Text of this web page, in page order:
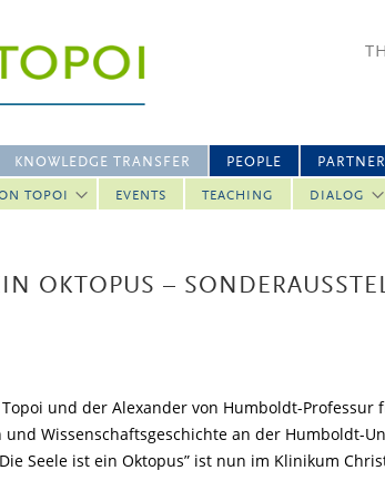
KNOWLEDGE TRANSFER
TOPOI EVENTS TEACHING DIALOG
PEOPLE
OKTOPUS –
und der Alexander von Humboldt-Professur
Wissenschaftsgeschichte an der Humboldt-
Seele ist ein Oktopus” ist nun im Klinikum